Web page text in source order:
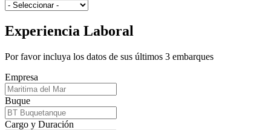
Experiencia Laboral
Por favor incluya los datos de sus últimos 3 embarques
Empresa
Buque
Cargo y Duración